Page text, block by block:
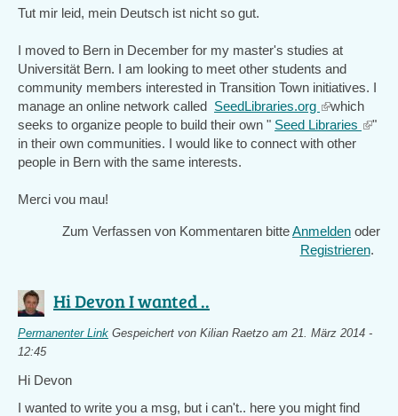
Tut mir leid, mein Deutsch ist nicht so gut.
I moved to Bern in December for my master's studies at
Universität Bern. I am looking to meet other students and
community members interested in Transition Town initiatives. I
manage an online network called SeedLibraries.org (link
is
external)
which
seeks to organize people to build their own " Seed Libraries (link
"
in their own communities. I would like to connect with other
people in Bern with the same interests.
Merci vou mau!
Zum Verfassen von Kommentaren bitteAnmelden oder
Registrieren.
Hi Devon I wanted ..
Permanenter Link Gespeichert von Kilian Raetzo am 21. März 2014 -
12:45
Hi Devon
I wanted to write you a msg, but i can't.. here you might find